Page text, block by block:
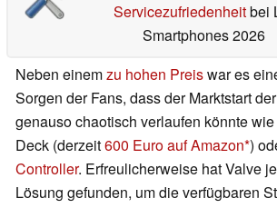
Servicezufriedenheitbei
Smartphones 2026
Neben einemzu hohen Preiswar es
Sorgen der Fans, dass der Marktstart der
genauso chaotisch verlaufen könnte
Deck (derzeit600 Euro auf Amazon )
Controller. Erfreulicherweise hat Valve
Lösung gefunden, um die verfügbaren